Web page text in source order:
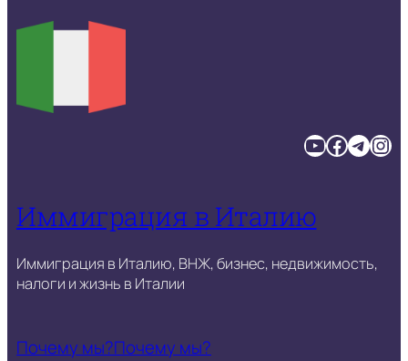
YouTube Facebook TelegramInstagram
Иммиграция в Италию
Иммиграция в Италию, ВНЖ, бизнес, недвижимость,
налоги и жизнь в Италии
Почему мы?Почему мы?